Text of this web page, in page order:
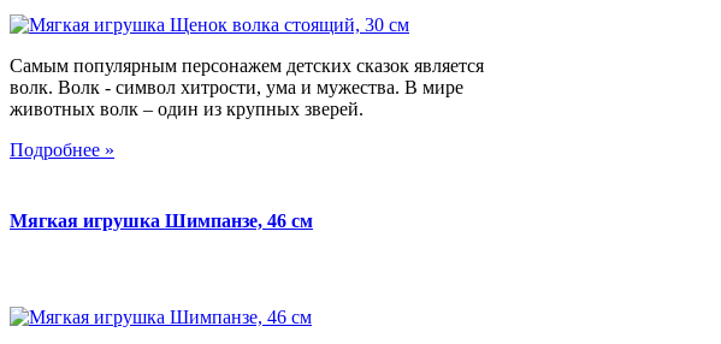
Самым популярным персонажем детских сказок является
волк. Волк - символ хитрости, ума и мужества. В мире
животных волк – один из крупных зверей.
Подробнее »
Мягкая игрушка Шимпанзе, 46 см